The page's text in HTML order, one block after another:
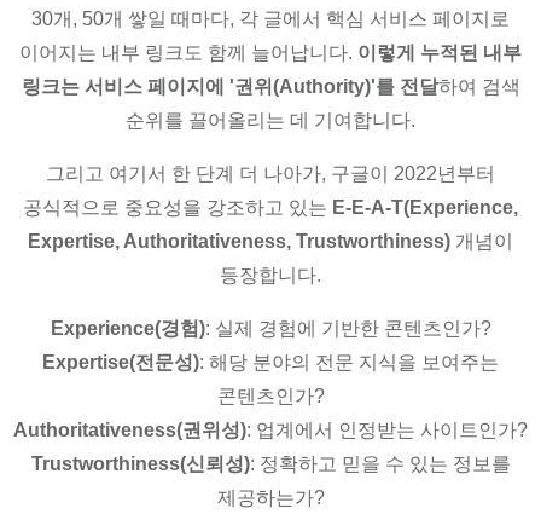
30개, 50개 쌓일 때마다, 각 글에서 핵심 서비스 페이지로
이어지는 내부 링크도 함께 늘어납니다. 이렇게 누적된 내부
링크는 서비스 페이지에 '권위(Authority)'를 전달하여 검색
순위를 끌어올리는 데 기여합니다.
그리고 여기서 한 단계 더 나아가, 구글이 2022년부터
공식적으로 중요성을 강조하고 있는 E-E-A-T(Experience,
Expertise, Authoritativeness, Trustworthiness) 개념이
등장합니다.
Experience(경험): 실제 경험에 기반한 콘텐츠인가?
Expertise(전문성): 해당 분야의 전문 지식을 보여주는
콘텐츠인가?
Authoritativeness(권위성): 업계에서 인정받는 사이트인가?
Trustworthiness(신뢰성): 정확하고 믿을 수 있는 정보를
제공하는가?